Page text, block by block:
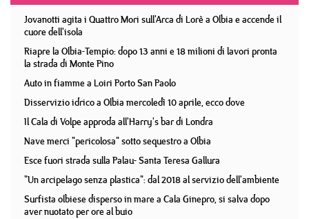
Jovanotti agita i Quattro Mori sull'Arca di Lorè a Olbia e accende il
cuore dell'isola
Riapre la Olbia-Tempio: dopo 13 anni e 18 milioni di lavori pronta
la strada di Monte Pino
Auto in fiamme a Loiri Porto San Paolo
Disservizio idrico a Olbia mercoledì 10 aprile, ecco dove
Il Cala di Volpe approda all'Harry's bar di Londra
Nave merci "pericolosa" sotto sequestro a Olbia
Esce fuori strada sulla Palau- Santa Teresa Gallura
"Un arcipelago senza plastica": dal 2018 al servizio dell'ambiente
Surfista olbiese disperso in mare a Cala Ginepro, si salva dopo
aver nuotato per ore al buio